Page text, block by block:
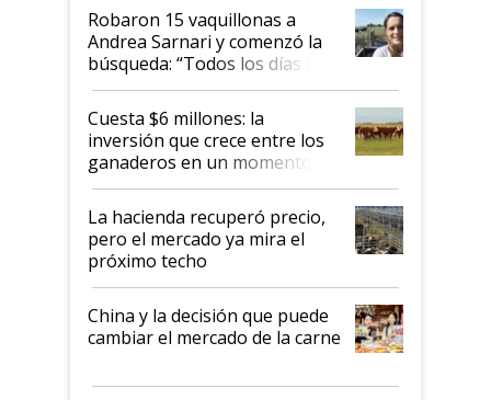
Robaron 15 vaquillonas a
Andrea Sarnari y comenzó la
búsqueda: “Todos los días le
toca a algún productor”
Cuesta $6 millones: la
inversión que crece entre los
ganaderos en un momento
histórico para la actividad
La hacienda recuperó precio,
pero el mercado ya mira el
próximo techo
China y la decisión que puede
cambiar el mercado de la carne